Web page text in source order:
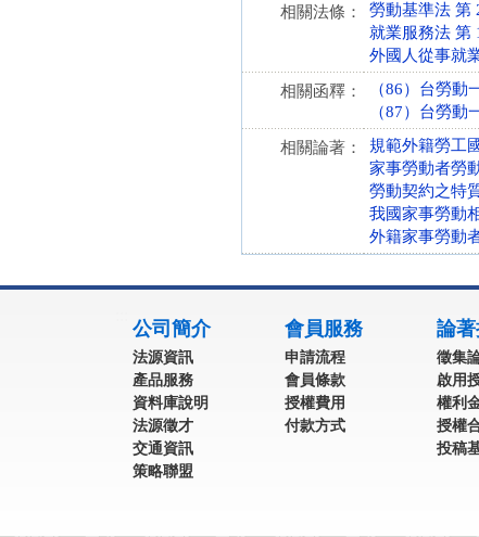
相關法條：
勞動基準法 第
就業服務法 第
外國人從事就
相關函釋：
（86）台勞動
（87）台勞動
相關論著：
規範外籍勞工
家事勞動者勞
勞動契約之特
我國家事勞動
外籍家事勞動
公司簡介
法源資訊
產品服務
資料庫說明
法源徵才
交通資訊
策略聯盟
會員服務
申請流程
會員條款
授權費用
付款方式
論
徵集
啟用
權利
授權
投稿